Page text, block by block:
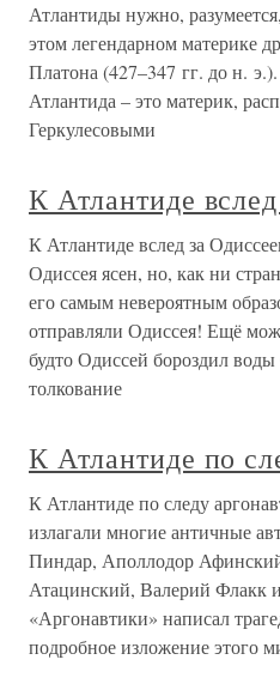
Атлантиды нужно,
этом легендарном материке
Платона (427–347 гг. до н. э.).
Атлантида – это материк,
Геркулесовыми
К Атлантиде
К Атлантиде вслед за
Одиссея ясен, но, как ни
его самым невероятным
отправляли Одиссея! Ещё
будто Одиссей бороздил
толкование
К Атлантиде по
К Атлантиде по следу
излагали многие античные
Пиндар, Аполлодор
Атацинский, Валерий
«Аргонавтики» написал
подробное изложение этого